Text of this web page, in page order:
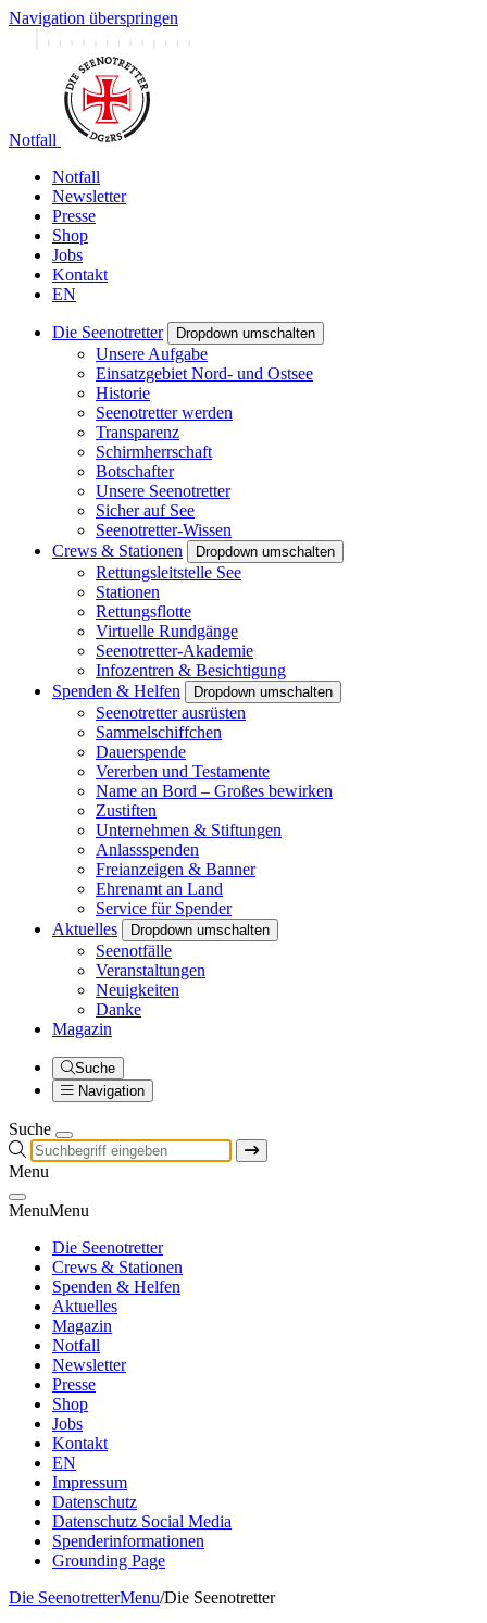
Navigation überspringen
Notfall
Notfall
Newsletter
Presse
Shop
Jobs
Kontakt
EN
Die Seenotretter Dropdown umschalten
Unsere Aufgabe
Einsatzgebiet Nord- und Ostsee
Historie
Seenotretter werden
Transparenz
Schirmherrschaft
Botschafter
Unsere Seenotretter
Sicher auf See
Seenotretter-Wissen
Crews & Stationen
Dropdown umschalten
Rettungsleitstelle See
Stationen
Rettungsflotte
Virtuelle Rundgänge
Seenotretter-Akademie
Infozentren & Besichtigung
Spenden & Helfen
Dropdown umschalten
Seenotretter ausrüsten
Sammelschiffchen
Dauerspende
Vererben und Testamente
Name an Bord – Großes bewirken
Zustiften
Unternehmen & Stiftungen
Anlassspenden
Freianzeigen & Banner
Ehrenamt an Land
Service für Spender
Aktuelles
Dropdown umschalten
Seenotfälle
Veranstaltungen
Neuigkeiten
Danke
Magazin
Suche
Navigation
Suche
Menu
MenuMenu
Die Seenotretter
Crews & Stationen
Spenden & Helfen
Aktuelles
Magazin
Notfall
Newsletter
Presse
Shop
Jobs
Kontakt
EN
Impressum
Datenschutz
Datenschutz Social Media
Spenderinformationen
Grounding Page
Die SeenotretterMenu/Die Seenotretter